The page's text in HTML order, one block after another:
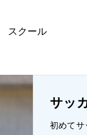
スクール
サッ
初めてサ